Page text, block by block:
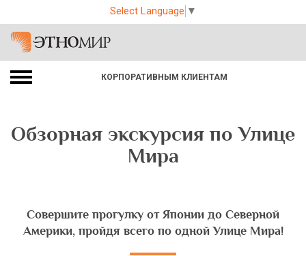
Select Language ▼
КОРПОРАТИВНЫМ КЛИЕНТАМ
Обзорная экскурсия по Улице
Мира
Совершите прогулку от Японии до Северной
Америки, пройдя всего по одной Улице Мира!